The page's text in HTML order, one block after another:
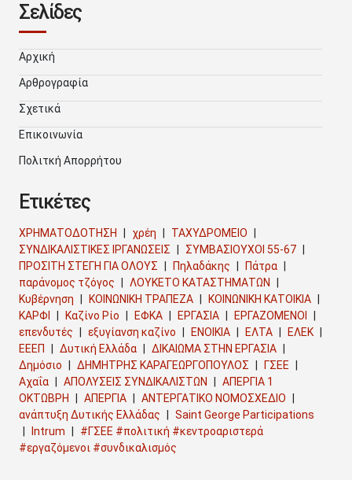
Σελίδες
Αρχική
Αρθρογραφία
Σχετικά
Επικοινωνία
Πολιτκή Απορρήτου
Ετικέτες
ΧΡΗΜΑΤΟΔΟΤΗΣΗ χρέη
ΤΑΧΥΔΡΟΜΕΙΟ
ΣΥΝΔΙΚΑΛΙΣΤΙΚΕΣ ΙΡΓΑΝΩΣΕΙΣ
ΣΥΜΒΑΣΙΟΥΧΟΙ 55-67
ΠΡΟΣΙΤΗ ΣΤΕΓΗ ΓΙΑ ΟΛΟΥΣ
Πηλαδάκης
Πάτρα
παράνομος τζόγος
ΛΟΥΚΕΤΟ ΚΑΤΑΣΤΗΜΑΤΩΝ
Κυβέρνηση
ΚΟΙΝΩΝΙΚΗ ΤΡΑΠΕΖΑ
ΚΟΙΝΩΝΙΚΗ ΚΑΤΟΙΚΙΑ
ΚΑΡΦΙ
Καζίνο Ρίο ΕΦΚΑ ΕΡΓΑΣΙΑ
ΕΡΓΑΖΟΜΕΝΟΙ
επενδυτές
εξυγίανση καζίνο ΕΝΟΙΚΙΑ ΕΛΤΑ
ΕΛΕΚ
ΕΕΕΠ
Δυτική Ελλάδα
ΔΙΚΑΙΩΜΑ ΣΤΗΝ ΕΡΓΑΣΙΑ
Δημόσιο
ΔΗΜΗΤΡΗΣ ΚΑΡΑΓΕΩΡΓΟΠΟΥΛΟΣ
ΓΣΕΕ
Αχαΐα
ΑΠΟΛΥΣΕΙΣ ΣΥΝΔΙΚΑΛΙΣΤΩΝ
ΑΠΕΡΓΙΑ 1
ΟΚΤΩΒΡΗ
ΑΠΕΡΓΙΑ
ΑΝΤΕΡΓΑΤΙΚΟ ΝΟΜΟΣΧΕΔΙΟ
ανάπτυξη Δυτικής Ελλάδας
Saint George Participations
Intrum
#ΓΣΕΕ #πολιτική #κεντροαριστερά
#εργαζόμενοι #συνδικαλισμός